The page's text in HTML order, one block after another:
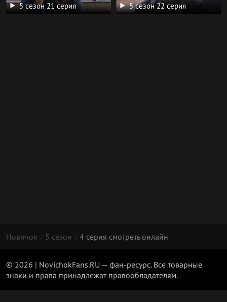
5 сезон 21 серия 5 сезон 22 серия
Новичок 5 сезон 4 серия смотреть онлайн
© 2026 | NovichokFans.RU — фан-ресурс. Все товарные
знаки и права принадлежат правообладателям.